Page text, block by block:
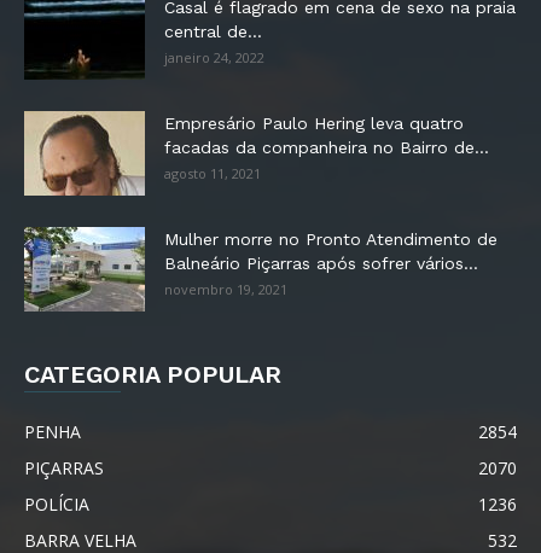
Casal é flagrado em cena de sexo na praia
central de...
janeiro 24, 2022
Empresário Paulo Hering leva quatro
facadas da companheira no Bairro de...
agosto 11, 2021
Mulher morre no Pronto Atendimento de
Balneário Piçarras após sofrer vários...
novembro 19, 2021
CATEGORIA POPULAR
PENHA
2854
PIÇARRAS
2070
POLÍCIA
1236
BARRA VELHA
532